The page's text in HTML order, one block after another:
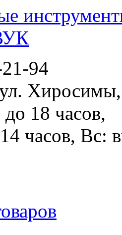
94
18 часов,
часов, Вс: